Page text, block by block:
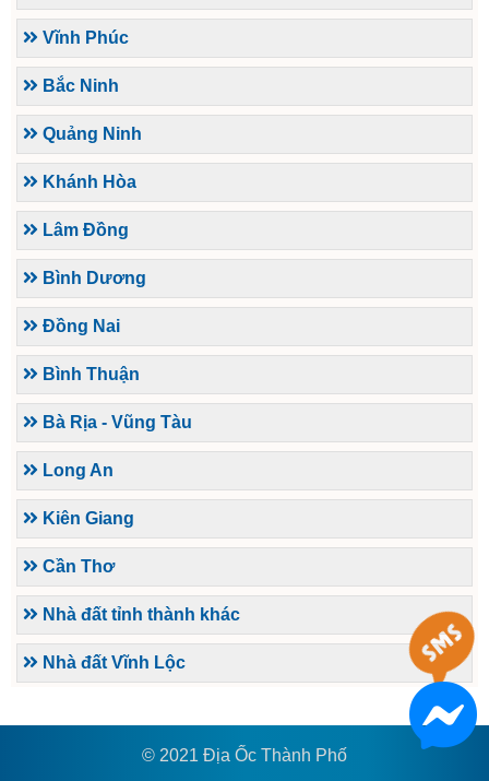
Vĩnh Phúc
Bắc Ninh
Quảng Ninh
Khánh Hòa
Lâm Đồng
Bình Dương
Đồng Nai
Bình Thuận
Bà Rịa - Vũng Tàu
Long An
Kiên Giang
Cần Thơ
Nhà đất tỉnh thành khác
Nhà đất Vĩnh Lộc
© 2021 Địa Ốc Thành Phố